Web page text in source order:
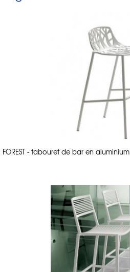
FOREST - tabouret de bar en aluminium